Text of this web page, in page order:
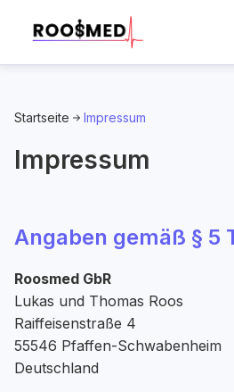
Startseite Impressum
Impressum
Angaben gemäß § 5
Roosmed GbR
Lukas und Thomas Roos
Raiffeisenstraße 4
55546 Pfaffen-Schwabenheim
Deutschland